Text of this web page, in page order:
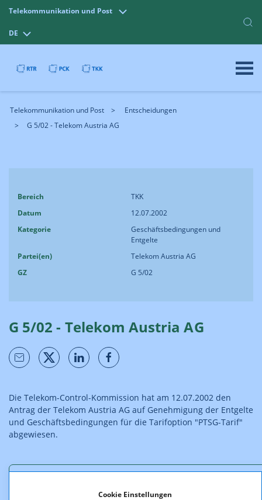
Cookie Einstellungen
Telekommunikation und Post
DE
Telekommunikation und Post
Entscheidungen
G 5/02 - Telekom Austria AG
Bereich
TKK
Datum
12.07.2002
Kategorie
Geschäftsbedingungen und
Entgelte
Partei(en)
Telekom Austria AG
GZ
G 5/02
G 5/02 - Telekom Austria AG
Die Telekom-Control-Kommission hat am 12.07.2002 den
Antrag der Telekom Austria AG auf Genehmigung der Entgelte
und Geschäftsbedingungen für die Tarifoption "PTSG-Tarif"
abgewiesen.